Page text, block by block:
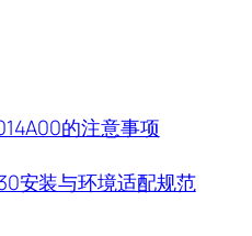
的注意事项
安装与环境适配规范